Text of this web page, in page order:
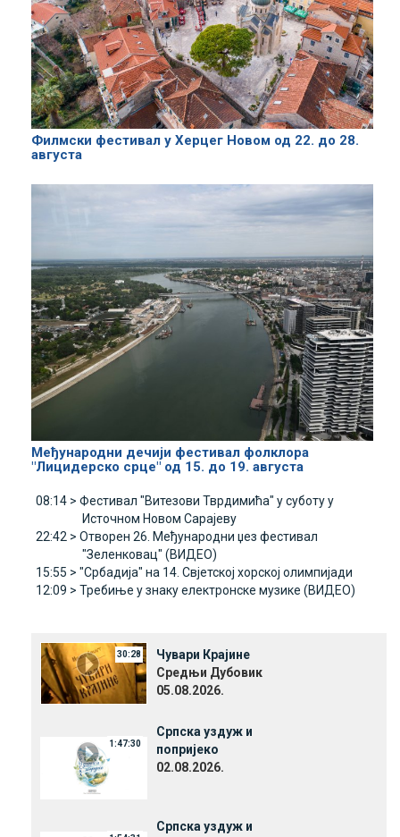
Филмски фестивал у Херцег Новом од 22. до 28.
августа
Међународни дечији фестивал фолклора
"Лицидерско срце" од 15. до 19. августа
08:14 > Фестивал "Витезови Тврдимића" у суботу у
Источном Новом Сарајеву
22:42 > Отворен 26. Међународни џез фестивал
"Зеленковац" (ВИДЕО)
15:55 > "Србадија" на 14. Свјетској хорској олимпијади
12:09 > Требиње у знаку електронске музике (ВИДЕО)
30:28
Чувари Крајине
Средњи Дубовик
05.08.2026.
1:47:30
Српска уздуж и
попријеко
02.08.2026.
Српска уздуж и